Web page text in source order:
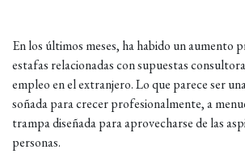
En los últimos meses, ha habido un aumento
estafas relacionadas con supuestas
empleo en el extranjero. Lo que parece ser
soñada para crecer profesionalmente, a
trampa diseñada para aprovecharse de las
personas.